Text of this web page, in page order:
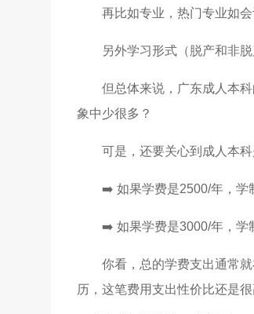
再比如专业，热门专业如
另外学习形式（脱产和非
但总体来说，广东成人本
象中少很多？
可是，还要关心到成人本
➡️ 如果学费是2500/年，学
➡️ 如果学费是3000/年，学
你看，总的学费支出通常
历，这笔费用支出性价比还是很